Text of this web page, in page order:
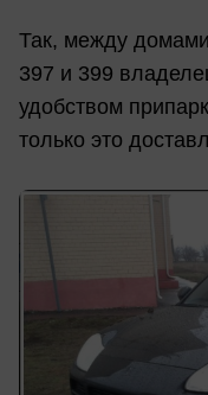
Так, между
397 и 399
удобством
только это